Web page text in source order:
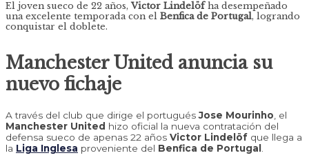
El joven sueco de 22 años,Victor Lindelöfha desempeñado
una excelente temporada con el Benfica de Portugal, logrando
conquistar el doblete.
Manchester United anuncia su
nuevo fichaje
A través del club que dirige el portuguésJose Mourinho , el
Manchester United hizo oficial la nueva contratación del
defensa sueco de apenas 22 años Victor Lindelöf que llega a
la Liga Inglesa proveniente del Benfica de Portugal